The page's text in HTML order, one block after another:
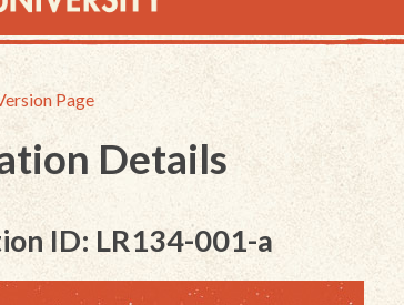
Page
Details
ID: LR134-001-a